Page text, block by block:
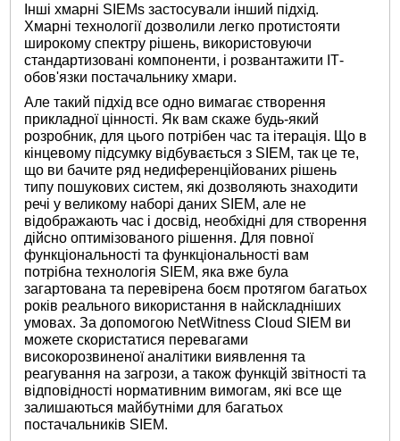
Інші хмарні SIEMs застосували інший підхід.
Хмарні технології дозволили легко протистояти
широкому спектру рішень, використовуючи
стандартизовані компоненти, і розвантажити ІТ-
обов'язки постачальнику хмари.
Але такий підхід все одно вимагає створення
прикладної цінності. Як вам скаже будь-який
розробник, для цього потрібен час та ітерація. Що в
кінцевому підсумку відбувається з SIEM, так це те,
що ви бачите ряд недиференційованих рішень
типу пошукових систем, які дозволяють знаходити
речі у великому наборі даних SIEM, але не
відображають час і досвід, необхідні для створення
дійсно оптимізованого рішення. Для повної
функціональності та функціональності вам
потрібна технологія SIEM, яка вже була
загартована та перевірена боєм протягом багатьох
років реального використання в найскладніших
умовах. За допомогою NetWitness Cloud SIEM ви
можете скористатися перевагами
високорозвиненої аналітики виявлення та
реагування на загрози, а також функцій звітності та
відповідності нормативним вимогам, які все ще
залишаються майбутніми для багатьох
постачальників SIEM.